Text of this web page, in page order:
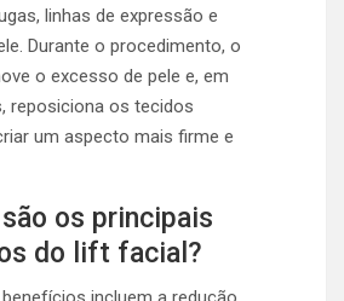
linhas de expressão e
Durante o procedimento, o
o excesso de pele e, em
reposiciona os tecidos
um aspecto mais firme e
os principais
do lift facial?